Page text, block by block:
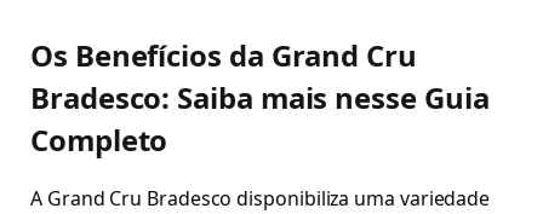
Os Benefícios da Grand Cru
Bradesco: Saiba mais nesse Guia
Completo
A Grand Cru Bradesco disponibiliza uma variedade